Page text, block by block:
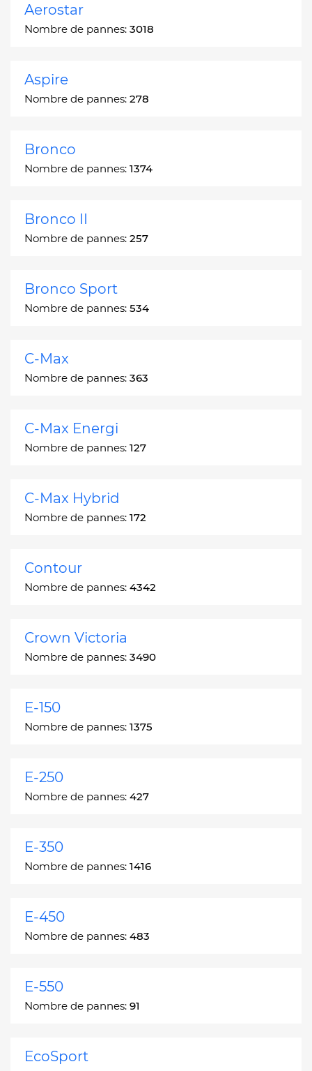
Aerostar
Nombre de pannes: 3018
Aspire
Nombre de pannes: 278
Bronco
Nombre de pannes: 1374
Bronco II
Nombre de pannes: 257
Bronco Sport
Nombre de pannes: 534
C-Max
Nombre de pannes: 363
C-Max Energi
Nombre de pannes: 127
C-Max Hybrid
Nombre de pannes: 172
Contour
Nombre de pannes: 4342
Crown Victoria
Nombre de pannes: 3490
E-150
Nombre de pannes: 1375
E-250
Nombre de pannes: 427
E-350
Nombre de pannes: 1416
E-450
Nombre de pannes: 483
E-550
Nombre de pannes: 91
EcoSport